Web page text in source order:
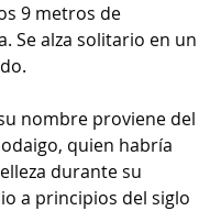
9 metros de
Se alza solitario en un
nombre proviene del
quien habría
durante su
a principios del siglo